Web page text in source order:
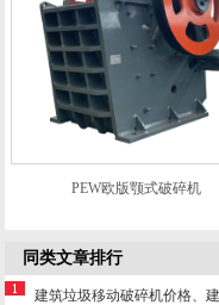
PEW欧版颚式破碎机
同类文章排行
建筑垃圾移动破碎机价格、